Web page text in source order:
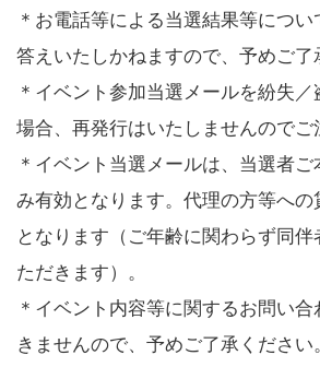
＊お電話等による当選結果等につ
答えいたしかねますので、予めご了
＊イベント参加当選メールを紛失
場合、再発行はいたしませんのでご
＊イベント当選メールは、当選者
み有効となります。代理の方等への
となります（ご年齢に関わらず同
ただきます）。
＊イベント内容等に関するお問い
きませんので、予めご了承ください。